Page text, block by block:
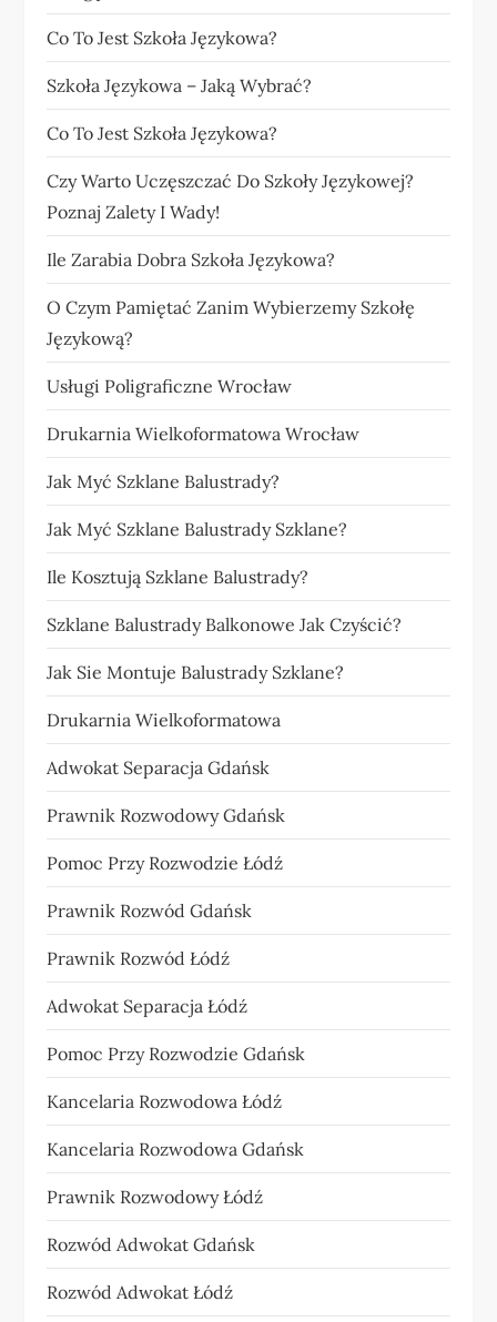
Co To Jest Szkoła Językowa?
Szkoła Językowa – Jaką Wybrać?
Co To Jest Szkoła Językowa?
Czy Warto Uczęszczać Do Szkoły Językowej?
Poznaj Zalety I Wady!
Ile Zarabia Dobra Szkoła Językowa?
O Czym Pamiętać Zanim Wybierzemy Szkołę
Językową?
Usługi Poligraficzne Wrocław
Drukarnia Wielkoformatowa Wrocław
Jak Myć Szklane Balustrady?
Jak Myć Szklane Balustrady Szklane?
Ile Kosztują Szklane Balustrady?
Szklane Balustrady Balkonowe Jak Czyścić?
Jak Sie Montuje Balustrady Szklane?
Drukarnia Wielkoformatowa
Adwokat Separacja Gdańsk
Prawnik Rozwodowy Gdańsk
Pomoc Przy Rozwodzie Łódź
Prawnik Rozwód Gdańsk
Prawnik Rozwód Łódź
Adwokat Separacja Łódź
Pomoc Przy Rozwodzie Gdańsk
Kancelaria Rozwodowa Łódź
Kancelaria Rozwodowa Gdańsk
Prawnik Rozwodowy Łódź
Rozwód Adwokat Gdańsk
Rozwód Adwokat Łódź